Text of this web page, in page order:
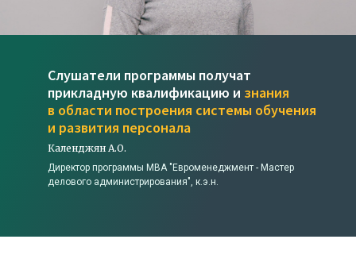
Слушатели программы получат
прикладную квалификацию и знания
в области построения системы обучения
и развития персонала
Календжян А.О.
Директор программы МВА "Евроменеджмент - Мастер
делового администрирования", к.э.н.